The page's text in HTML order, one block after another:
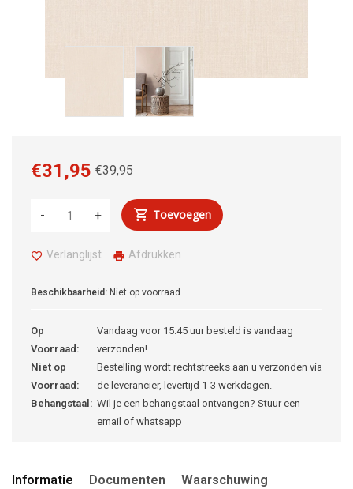
€39,95
€31,95
+
- Toevoegen
Verlanglijst Afdrukken
Beschikbaarheid: Niet op voorraad
Op
Voorraad:
Vandaag voor 15.45 uur besteld is vandaag
verzonden!
Niet op
Voorraad:
Bestelling wordt rechtstreeks aan u verzonden via
de leverancier, levertijd 1-3 werkdagen.
Behangstaal: Wil je een behangstaal ontvangen? Stuur een
email of whatsapp
Informatie Documenten Waarschuwing